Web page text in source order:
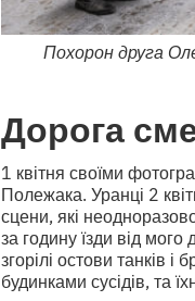
Похорон друга
Дорога
1 квітня своїми
Полежака. Уранці 2
сцени, які
за годину їзди від
згорілі остови танків
будинками сусідів, та